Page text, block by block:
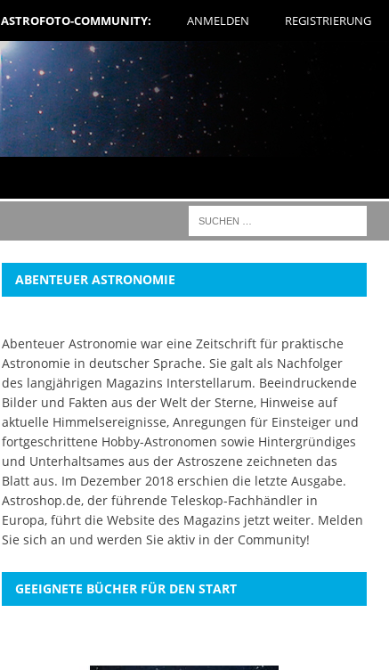
ASTROFOTO-COMMUNITY: ANMELDEN REGISTRIERUNG
ABENTEUER ASTRONOMIE
Abenteuer Astronomie war eine Zeitschrift für praktische
Astronomie in deutscher Sprache. Sie galt als Nachfolger
des langjährigen Magazins Interstellarum. Beeindruckende
Bilder und Fakten aus der Welt der Sterne, Hinweise auf
aktuelle Himmelsereignisse, Anregungen für Einsteiger und
fortgeschrittene Hobby-Astronomen sowie Hintergründiges
und Unterhaltsames aus der Astroszene zeichneten das
Blatt aus. Im Dezember 2018 erschien die letzte Ausgabe.
Astroshop.de, der führende Teleskop-Fachhändler in
Europa, führt die Website des Magazins jetzt weiter. Melden
Sie sich an und werden Sie aktiv in der Community!
GEEIGNETE BÜCHER FÜR DEN START